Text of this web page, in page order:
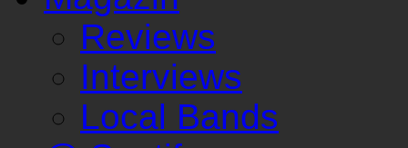
Reviews
Interviews
Local Bands